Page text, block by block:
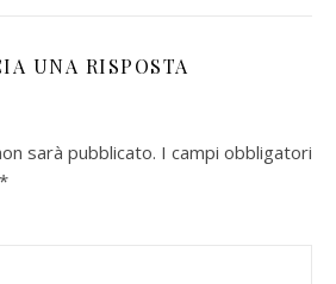
UNA RISPOSTA
sarà pubblicato. I campi obbligatori
*